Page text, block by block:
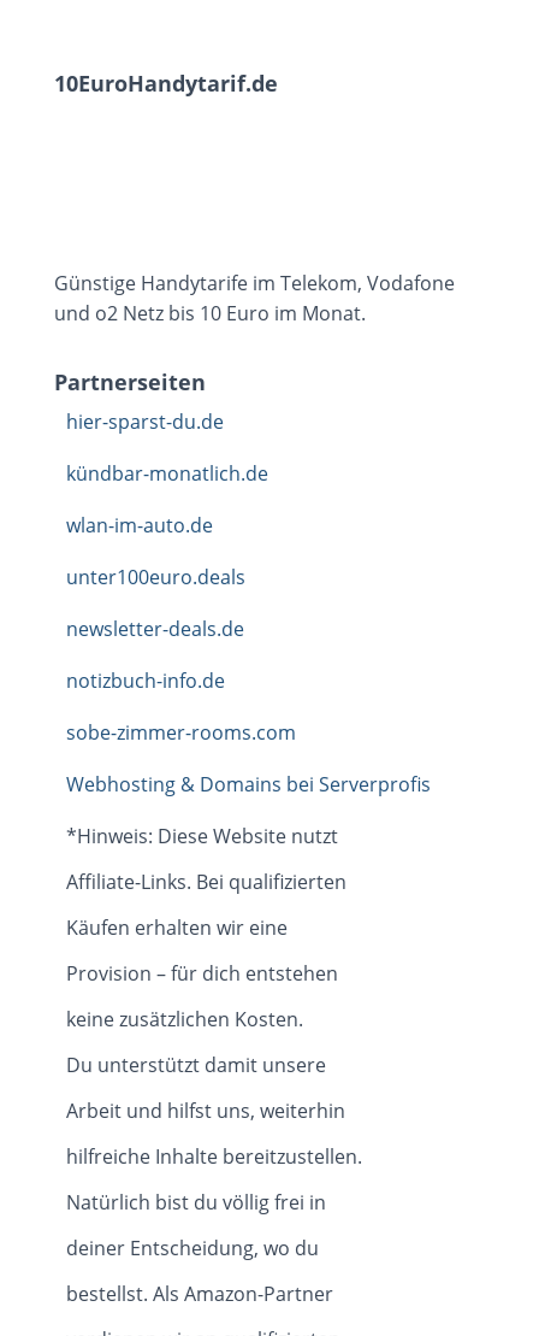
10EuroHandytarif.de
Günstige Handytarife im Telekom, Vodafone
und o2 Netz bis 10 Euro im Monat.
Partnerseiten
hier-sparst-du.de
kündbar-monatlich.de
wlan-im-auto.de
unter100euro.deals
newsletter-deals.de
notizbuch-info.de
sobe-zimmer-rooms.com
Webhosting & Domains bei Serverprofis
*Hinweis: Diese Website nutzt
Affiliate-Links. Bei qualifizierten
Käufen erhalten wir eine
Provision – für dich entstehen
keine zusätzlichen Kosten.
Du unterstützt damit unsere
Arbeit und hilfst uns, weiterhin
hilfreiche Inhalte bereitzustellen.
Natürlich bist du völlig frei in
deiner Entscheidung, wo du
bestellst. Als Amazon-Partner